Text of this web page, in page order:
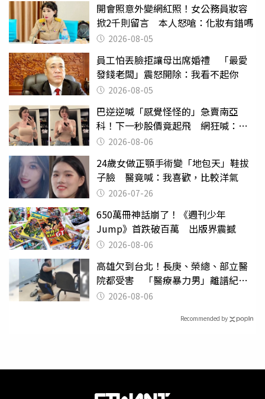
開會照意外變網紅照！女公務員妝容
掀2千則留言 本人怒嗆：化妝有錯嗎
2026-08-05
員工怕丟臉拒讓母出席婚禮 「最愛
發錢老闆」震怒開除：我看不起你
2026-08-05
巴逆逆喊「感覺怪怪的」急賣南亞
科！下一秒股價竟起飛 網狂喊：大V
天龍2026-08-06
24歲女做正顎手術變「地包天」鞋拔
子臉 醫竟喊：我喜歡，比較洋氣
2026-07-26
650萬冊神話崩了！《週刊少年
Jump》首跌破百萬 出版界震撼
2026-08-06
高雄欠到台北！長庚、榮總、部立醫
院都受害 「醫療暴力男」離譜紀錄
曝光2026-08-06
Recommended by